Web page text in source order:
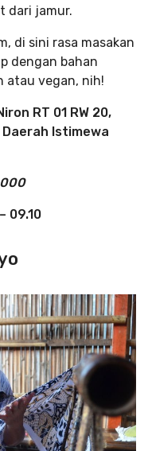
dari jamur.
di sini rasa masakan
dengan bahan
atau vegan, nih!
RT 01 RW 20,
Daerah Istimewa
09.10